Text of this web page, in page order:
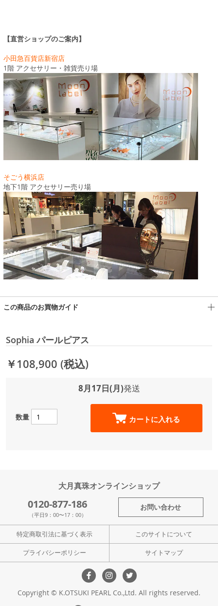
【直営ショップのご案内】
小田急百貨店新宿店
1階 アクセサリー・雑貨売り場
そごう横浜店
地下1階 アクセサリー売り場
この商品のお買物ガイド
Sophia パールピアス
￥108,900 (税込)
8月17日(月)発送
数量 カートに入れる
大月真珠オンラインショップ
0120-877-186
（平日9：00〜17：00）
お問い合わせ
特定商取引法に基づく表示 このサイトについて
プライバシーポリシー サイトマップ
Copyright © K.OTSUKI PEARL Co.,Ltd. All rights reserved.